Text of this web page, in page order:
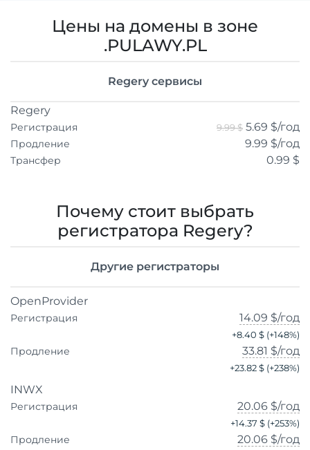
Цены на домены в зоне
.PULAWY.PL
Regery сервисы
Regery
Регистрация 9.99 $ 5.69 $/год
Продление 9.99 $/год
Трансфер 0.99 $
Почему стоит выбрать
регистратора Regery?
Другие регистраторы
OpenProvider
Регистрация 14.09 $/год
+8.40 $ (+148%)
Продление 33.81 $/год
+23.82 $ (+238%)
INWX
Регистрация 20.06 $/год
+14.37 $ (+253%)
Продление 20.06 $/год